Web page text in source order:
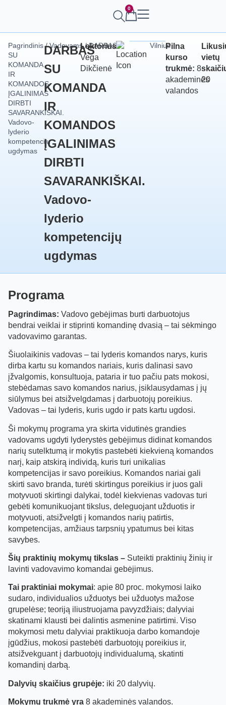
0
Pagrindinis/Vadovams/ DARBAS
SU
KOMANDA
IR
KOMANDOS
ĮGALINIMAS
DIRBTI
SAVARANKIŠKAI.
Vadovo-
lyderio
kompetencijų
ugdymas
DARBAS
SU
KOMANDA
IR
KOMANDOS
ĮGALINIMAS
DIRBTI
SAVARANKIŠKAI.
Vadovo-
lyderio
kompetencijų
ugdymas
Lektorius:
Vega
Dikčienė
VilniusPilna
kurso
trukmė:8
akademinės
valandos
vietų
20
Programa
Pagrindimas: Vadovo gebėjimas burti darbuotojus
bendrai veiklai ir stiprinti komandinę dvasią – tai sėkmingo
vadovavimo garantas.
Šiuolaikinis vadovas – tai lyderis komandos narys, kuris
dirba kartu su komandos nariais, kuris dalinasi savo
įžvalgomis, konsultuoja, pataria ir tuo pačiu pats mokosi,
stebėdamas savo komandos narius, įsiklausydamas į jų
siūlymus bei atsižvelgdamas į darbuotojų poreikius.
Vadovas – tai lyderis, kuris ugdo ir pats kartu ugdosi.
Ši mokymų programa yra skirta vidutinės grandies
vadovams ugdyti lyderystės gebėjimus didinat komandos
narių sutelktumą ir mokytis pastebėti kiekvieną komandos
narį, kaip atskirą individą, kuris turi unikalias
kompetencijas ir savo poreikius. Komandos nariai gali
skirti savo branda, turėti skirtingus poreikius ir juos gali
motyvuoti skirtingi dalykai, todėl kiekvienas vadovas turi
gebėti komunikuojant tikslus, deleguojant užduotis ir
motyvuoti, atsižvelgti į komandos narių patirtis,
kompetencijas, amžiaus tarpsnių ypatumus bei kitas
savybes.
Šių praktinių mokymų tikslas – Suteikti praktinių žinių ir
lavinti vadovavimo komandai gebėjimus.
Tai praktiniai mokymai: apie 80 proc. mokymosi laiko
sudaro, individualios užduotys bei užduotys mažose
grupelėse; teoriją iliustruojama pavyzdžiais; dalyviai
skatinami klausti bei dalintis asmenine patirtimi. Viso
mokymosi metu dalyviai praktikuoja darbo komandoje
įgūdžius, mokosi pastebėti darbuotojų poreikius ir,
atsižvekguant į darbuotojų individualumą, skatinti
komandinį darbą.
Dalyvių skaičius grupėje: iki 20 dalyvių.
Mokymų trukmė yra 8 akademinės valandos.